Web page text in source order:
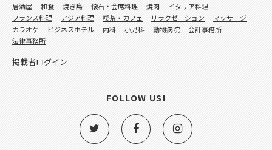
居酒屋 和食 焼き鳥 懐石・会席料理 焼肉
イタリア料理
フランス料理
アジア料理 喫茶・カフェ リラクゼーション
マッサージ
カラオケ
ビジネスホテル 内科 小児科 動物病院
会計事務所
法律事務所
掲載者ログイン
FOLLOW US!